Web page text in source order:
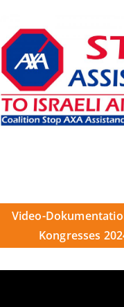
Video-
Kongresses